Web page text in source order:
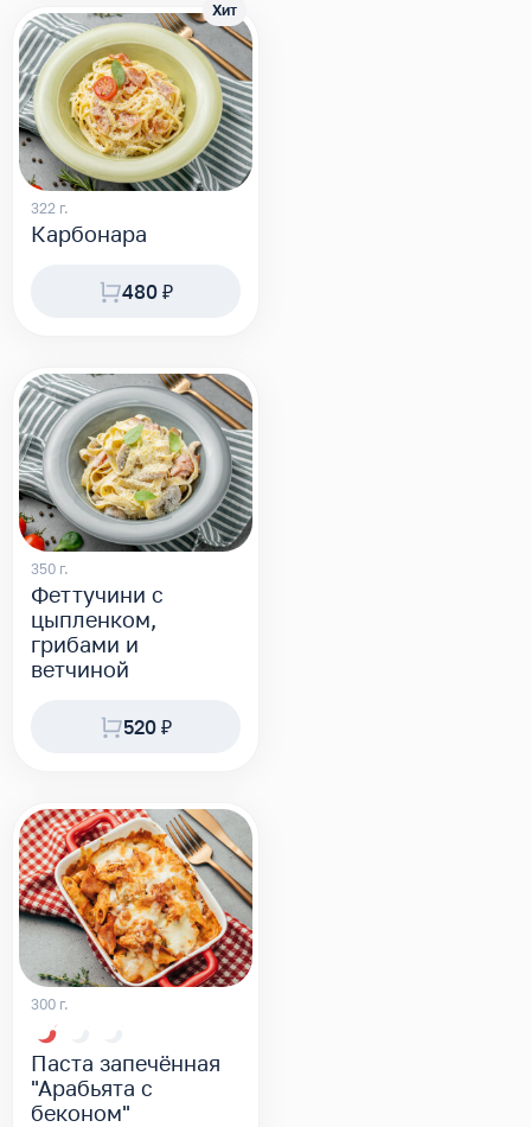
Хит
322 г.
Карбонара
480 ₽
350 г.
Феттучини с
цыпленком,
грибами и
ветчиной
520 ₽
300 г.
Паста запечённая
"Арабьята с
беконом"